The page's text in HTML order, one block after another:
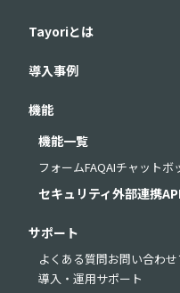
Tayoriとは
導入事例
機能
機能一覧
フォームFAQAIチャットボ
セキュリティ外部連携
サポート
よくある質問お問い合わ
導入・運用サポート